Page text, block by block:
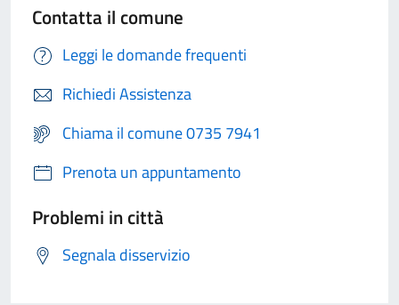
Contatta il comune
Leggi le domande frequenti
Richiedi Assistenza
Chiama il comune 0735 7941
Prenota un appuntamento
Problemi in città
Segnala disservizio